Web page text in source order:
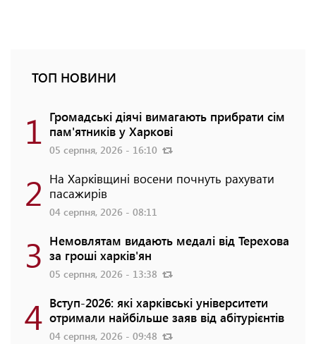
ТОП НОВИНИ
1 Громадські діячі вимагають прибрати сім
пам'ятників у Харкові
05 серпня, 2026 - 16:10
2 На Харківщині восени почнуть рахувати
пасажирів
04 серпня, 2026 - 08:11
3 Немовлятам видають медалі від Терехова
за гроші харків'ян
05 серпня, 2026 - 13:38
4 Вступ-2026: які харківські університети
отримали найбільше заяв від абітурієнтів
04 серпня, 2026 - 09:48